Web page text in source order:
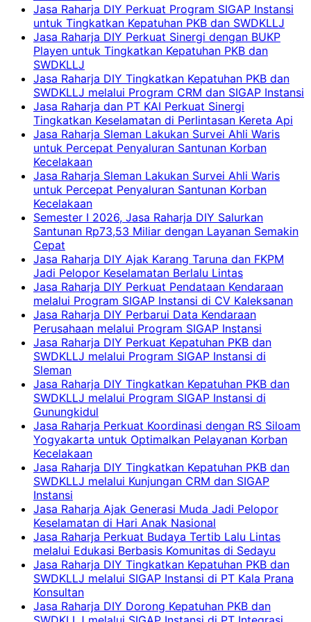
Jasa Raharja DIY Perkuat Program SIGAP Instansi
untuk Tingkatkan Kepatuhan PKB dan SWDKLLJ
Jasa Raharja DIY Perkuat Sinergi dengan BUKP
Playen untuk Tingkatkan Kepatuhan PKB dan
SWDKLLJ
Jasa Raharja DIY Tingkatkan Kepatuhan PKB dan
SWDKLLJ melalui Program CRM dan SIGAP Instansi
Jasa Raharja dan PT KAI Perkuat Sinergi
Tingkatkan Keselamatan di Perlintasan Kereta Api
Jasa Raharja Sleman Lakukan Survei Ahli Waris
untuk Percepat Penyaluran Santunan Korban
Kecelakaan
Jasa Raharja Sleman Lakukan Survei Ahli Waris
untuk Percepat Penyaluran Santunan Korban
Kecelakaan
Semester I 2026, Jasa Raharja DIY Salurkan
Santunan Rp73,53 Miliar dengan Layanan Semakin
Cepat
Jasa Raharja DIY Ajak Karang Taruna dan FKPM
Jadi Pelopor Keselamatan Berlalu Lintas
Jasa Raharja DIY Perkuat Pendataan Kendaraan
melalui Program SIGAP Instansi di CV Kaleksanan
Jasa Raharja DIY Perbarui Data Kendaraan
Perusahaan melalui Program SIGAP Instansi
Jasa Raharja DIY Perkuat Kepatuhan PKB dan
SWDKLLJ melalui Program SIGAP Instansi di
Sleman
Jasa Raharja DIY Tingkatkan Kepatuhan PKB dan
SWDKLLJ melalui Program SIGAP Instansi di
Gunungkidul
Jasa Raharja Perkuat Koordinasi dengan RS Siloam
Yogyakarta untuk Optimalkan Pelayanan Korban
Kecelakaan
Jasa Raharja DIY Tingkatkan Kepatuhan PKB dan
SWDKLLJ melalui Kunjungan CRM dan SIGAP
Instansi
Jasa Raharja Ajak Generasi Muda Jadi Pelopor
Keselamatan di Hari Anak Nasional
Jasa Raharja Perkuat Budaya Tertib Lalu Lintas
melalui Edukasi Berbasis Komunitas di Sedayu
Jasa Raharja DIY Tingkatkan Kepatuhan PKB dan
SWDKLLJ melalui SIGAP Instansi di PT Kala Prana
Konsultan
Jasa Raharja DIY Dorong Kepatuhan PKB dan